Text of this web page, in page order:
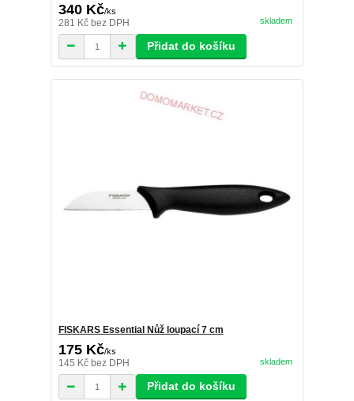
340 Kč/ks
281 Kč bez DPH skladem
Přidat do košíku
FISKARS Essential Nůž loupací 7 cm
175 Kč/ks
145 Kč bez DPH skladem
Přidat do košíku